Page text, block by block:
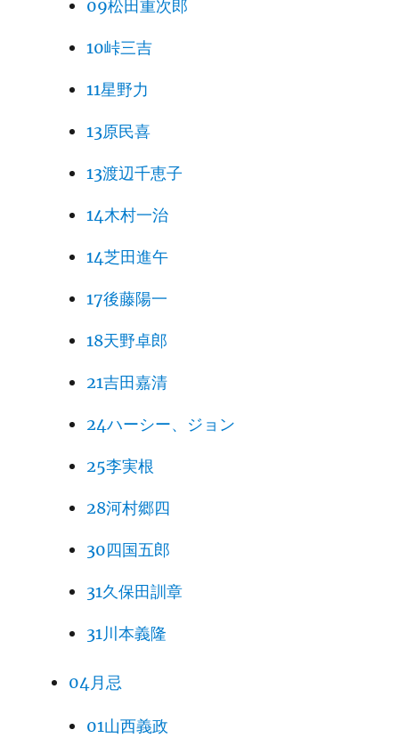
09松田重次郎
10峠三吉
11星野力
13原民喜
13渡辺千恵子
14木村一治
14芝田進午
17後藤陽一
18天野卓郎
21吉田嘉清
24ハーシー、ジョン
25李実根
28河村郷四
30四国五郎
31久保田訓章
31川本義隆
04月忌
01山西義政